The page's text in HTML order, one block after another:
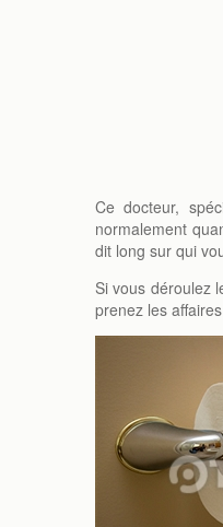
Ce docteur,
normalement
dit long sur qui
Si vous déroulez
prenez les